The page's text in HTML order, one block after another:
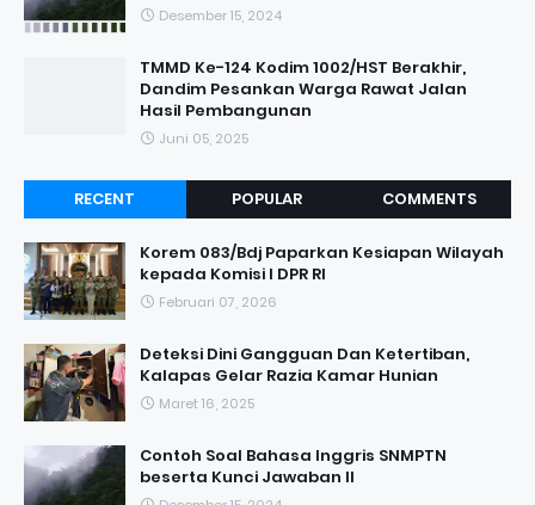
Desember 15, 2024
TMMD Ke-124 Kodim 1002/HST Berakhir,
Dandim Pesankan Warga Rawat Jalan
Hasil Pembangunan
Juni 05, 2025
RECENT POPULAR COMMENTS
Korem 083/Bdj Paparkan Kesiapan Wilayah
kepada Komisi I DPR RI
Februari 07, 2026
Deteksi Dini Gangguan Dan Ketertiban,
Kalapas Gelar Razia Kamar Hunian
Maret 16, 2025
Contoh Soal Bahasa Inggris SNMPTN
beserta Kunci Jawaban II